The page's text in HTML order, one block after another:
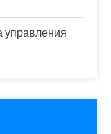
управления